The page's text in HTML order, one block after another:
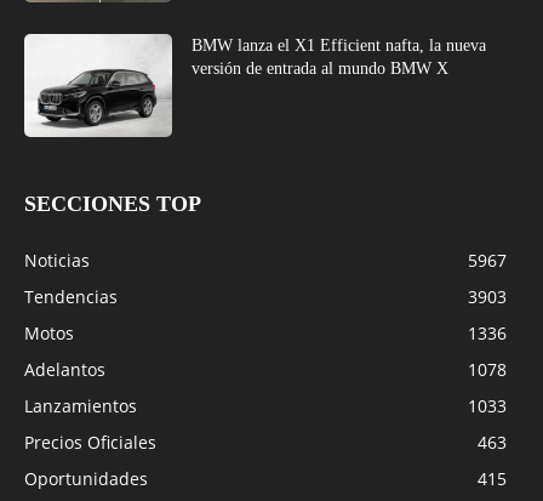
BMW lanza el X1 Efficient nafta, la nueva
versión de entrada al mundo BMW X
SECCIONES TOP
Noticias
5967
Tendencias
3903
Motos
1336
Adelantos
1078
Lanzamientos
1033
Precios Oficiales
463
Oportunidades
415